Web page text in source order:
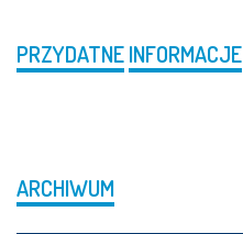
PRZYDATNEINFORMACJE
ARCHIWUM